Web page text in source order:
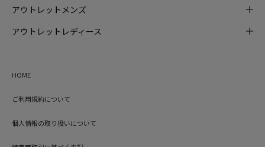
アウトレットメンズ
アウトレットレディース
HOME
ご利用規約について
個人情報の取り扱いについて